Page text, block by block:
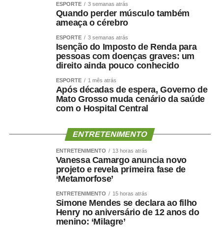
ESPORTE 3 semanas atrás
Quando perder músculo também
ameaça o cérebro
ESPORTE 3 semanas atrás
Isenção do Imposto de Renda para
pessoas com doenças graves: um
direito ainda pouco conhecido
ESPORTE 1 mês atrás
Após décadas de espera, Governo de
Mato Grosso muda cenário da saúde
com o Hospital Central
ENTRETENIMENTO
ENTRETENIMENTO 13 horas atrás
Vanessa Camargo anuncia novo
projeto e revela primeira fase de
‘Metamorfose’
ENTRETENIMENTO 15 horas atrás
Simone Mendes se declara ao filho
Henry no aniversário de 12 anos do
menino: ‘Milagre’